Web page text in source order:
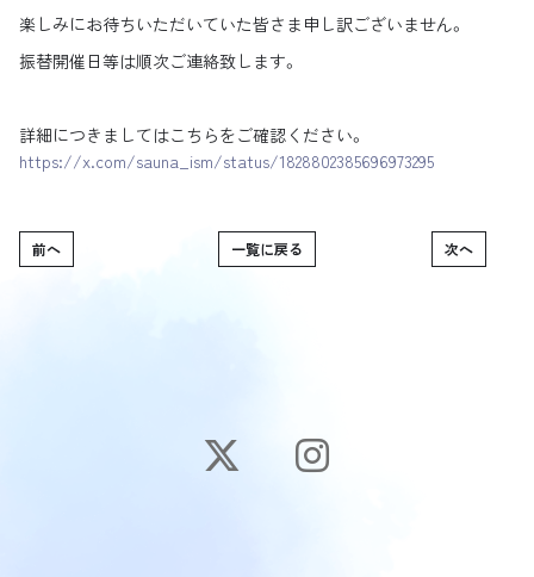
楽しみにお待ちいただいていた皆さま申し訳ございません。
振替開催日等は順次ご連絡致します。
詳細につきましてはこちらをご確認ください。
https://x.com/sauna_ism/status/1828802385696973295
前へ 一覧に戻る 次へ